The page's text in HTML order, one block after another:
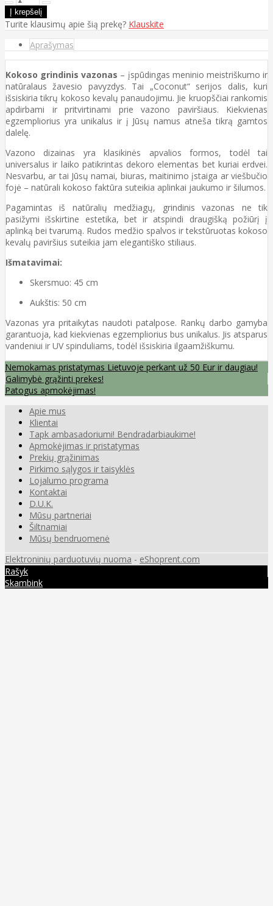
Turite klausimų apie šią prekę? Klauskite
Aprašymas
Kokoso grindinis vazonas – įspūdingas meninio meistriškumo ir
natūralaus žavesio pavyzdys. Tai „Coconut“ serijos dalis, kuri
išsiskiria tikrų kokoso kevalų panaudojimu. Jie kruopščiai rankomis
apdirbami ir pritvirtinami prie vazono paviršiaus. Kiekvienas
egzempliorius yra unikalus ir į Jūsų namus atneša tikrą gamtos
dalelę.
Vazono dizainas yra klasikinės apvalios formos, todėl tai
universalus ir laiko patikrintas dekoro elementas bet kuriai erdvei.
Nesvarbu, ar tai Jūsų namai, biuras, maitinimo įstaiga ar viešbučio
fojė – natūrali kokoso faktūra suteikia aplinkai jaukumo ir šilumos.
Pagamintas iš natūralių medžiagų, grindinis vazonas ne tik
pasižymi išskirtine estetika, bet ir atspindi draugišką požiūrį į
aplinką bei tvarumą. Rudos medžio spalvos ir tekstūruotas kokoso
kevalų paviršius suteikia jam elegantiško stiliaus.
Išmatavimai:
Skersmuo: 45 cm
Aukštis: 50 cm
Vazonas yra pritaikytas naudoti patalpose. Rankų darbo gamyba
garantuoja, kad kiekvienas egzempliorius bus unikalus. Jis atsparus
vandeniui ir UV spinduliams, todėl išsiskiria ilgaamžiškumu.
Nemokamas pristatymas Lietuvoje perkant už 50 Eur ir daugiau!
Galimybė grąžinti prekes!
Patogus apmokėjimas!
Apie mus
Klientai
Tapk ambasadoriumi! Bendradarbiaukime!
Apmokėjimas ir pristatymas
Prekių grąžinimas
Pirkimo sąlygos ir taisyklės
Lojalumo programa
Kontaktai
D.U.K.
Mūsų partneriai
Šiltnamiai
Mūsų bendruomenė
Elektroninių parduotuvių nuoma - eShoprent.com
Rašyk
Skambink